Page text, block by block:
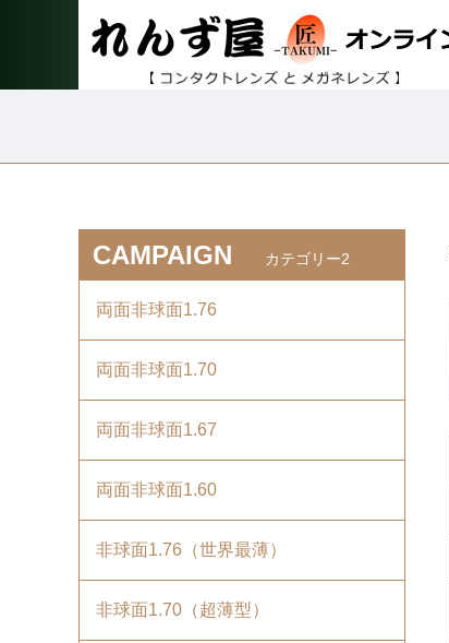
CAMPAIGN カテゴリー2
両面非球面1.76
両面非球面1.70
両面非球面1.67
両面非球面1.60
非球面1.76（世界最薄）
非球面1.70（超薄型）